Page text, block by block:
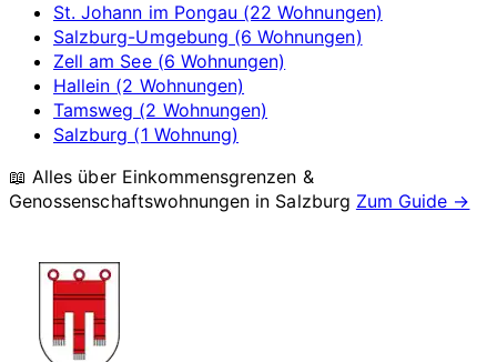
St. Johann im Pongau (22 Wohnungen)
Salzburg-Umgebung (6 Wohnungen)
Zell am See (6 Wohnungen)
Hallein (2 Wohnungen)
Tamsweg (2 Wohnungen)
Salzburg (1 Wohnung)
📖 Alles über Einkommensgrenzen &
Genossenschaftswohnungen in Salzburg Zum Guide →